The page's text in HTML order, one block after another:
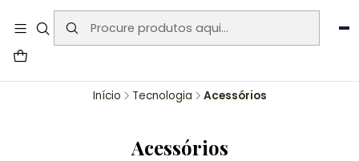
User-agent: * Allow: / Sitemap:
https://www.auraemporium.pt/sitemap.xml
Início Tecnologia Acessórios
Acessórios